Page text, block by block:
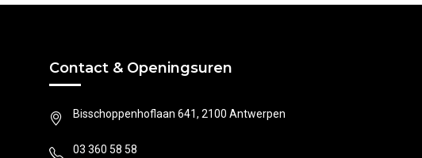
Contact & Openingsuren
Bisschoppenhoflaan 641, 2100 Antwerpen
03 360 58 58